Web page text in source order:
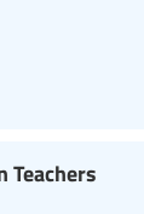
Teachers